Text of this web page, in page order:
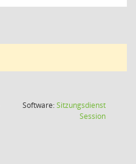
Software:Sitzungsdienst
Session(Wird in